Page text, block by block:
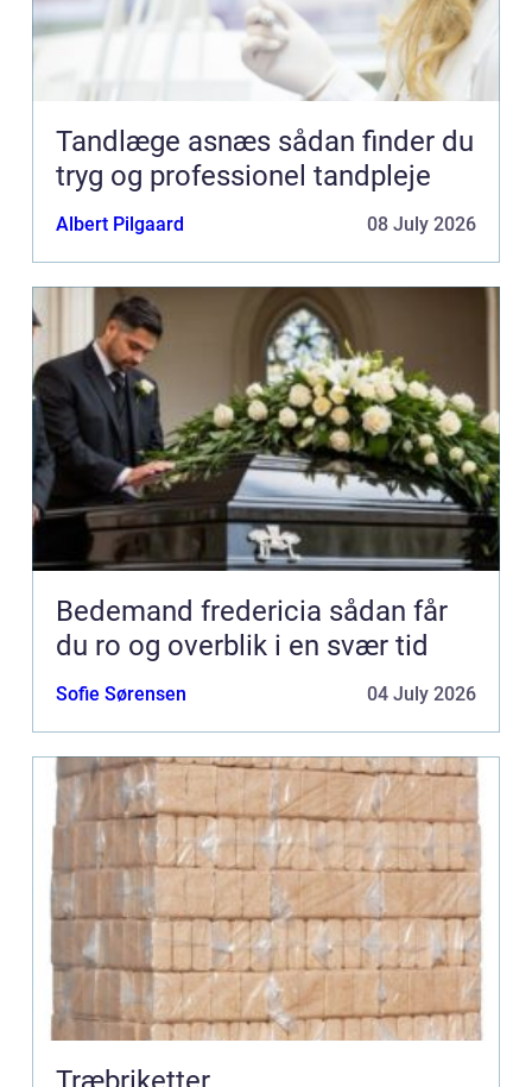
Tandlæge asnæs sådan finder du
tryg og professionel tandpleje
Albert Pilgaard 08 July 2026
Bedemand fredericia sådan får
du ro og overblik i en svær tid
Sofie Sørensen 04 July 2026